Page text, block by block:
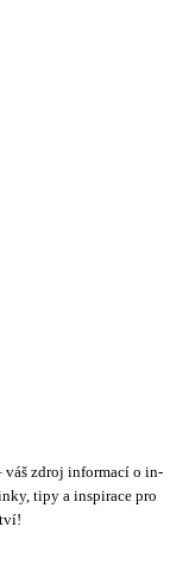
zdroj informací o in-
tipy a inspirace pro